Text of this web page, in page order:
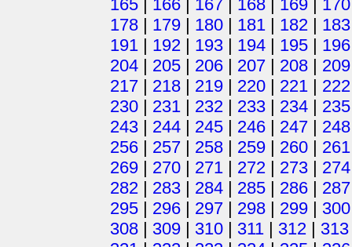
165 | 166 | 167 | 168 | 169 | 170
178 | 179 | 180 | 181 | 182 | 183
191 | 192 | 193 | 194 | 195 | 196
204 | 205 | 206 | 207 | 208 | 209
217 | 218 | 219 | 220 | 221 | 222
230 | 231 | 232 | 233 | 234 | 235
243 | 244 | 245 | 246 | 247 | 248
256 | 257 | 258 | 259 | 260 | 261
269 | 270 | 271 | 272 | 273 | 274
282 | 283 | 284 | 285 | 286 | 287
295 | 296 | 297 | 298 | 299 | 300
308 | 309 | 310 | 311 | 312 | 313